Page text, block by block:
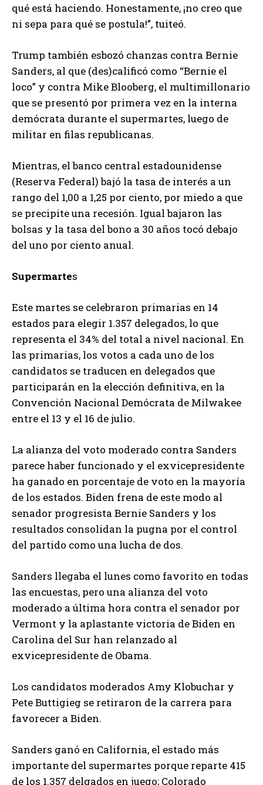
qué está haciendo. Honestamente, ¡no creo que
ni sepa para qué se postula!”, tuiteó.
Trump también esbozó chanzas contra Bernie
Sanders, al que (des)calificó como “Bernie el
loco” y contra Mike Blooberg, el multimillonario
que se presentó por primera vez en la interna
demócrata durante el supermartes, luego de
militar en filas republicanas.
Mientras, el banco central estadounidense
(Reserva Federal) bajó la tasa de interés a un
rango del 1,00 a 1,25 por ciento, por miedo a que
se precipite una recesión. Igual bajaron las
bolsas y la tasa del bono a 30 años tocó debajo
del uno por ciento anual.
Supermartes
Este martes se celebraron primarias en 14
estados para elegir 1.357 delegados, lo que
representa el 34% del total a nivel nacional. En
las primarias, los votos a cada uno de los
candidatos se traducen en delegados que
participarán en la elección definitiva, en la
Convención Nacional Demócrata de Milwakee
entre el 13 y el 16 de julio.
La alianza del voto moderado contra Sanders
parece haber funcionado y el exvicepresidente
ha ganado en porcentaje de voto en la mayoría
de los estados. Biden frena de este modo al
senador progresista Bernie Sanders y los
resultados consolidan la pugna por el control
del partido como una lucha de dos.
Sanders llegaba el lunes como favorito en todas
las encuestas, pero una alianza del voto
moderado a última hora contra el senador por
Vermont y la aplastante victoria de Biden en
Carolina del Sur han relanzado al
exvicepresidente de Obama.
Los candidatos moderados Amy Klobuchar y
Pete Buttigieg se retiraron de la carrera para
favorecer a Biden.
Sanders ganó en California, el estado más
importante del supermartes porque reparte 415
de los 1.357 delgados en juego; Colorado